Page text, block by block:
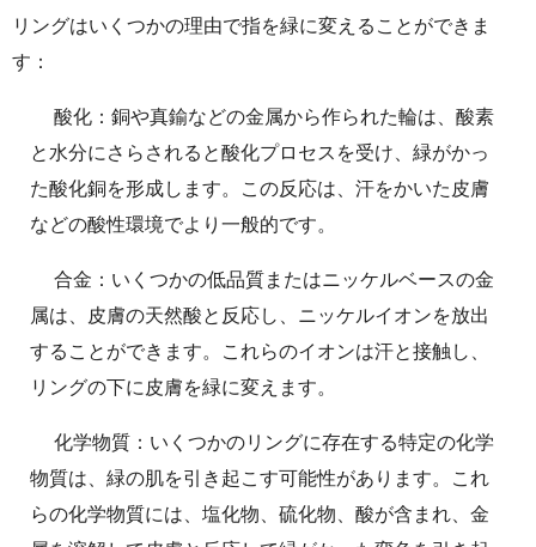
リングはいくつかの理由で指を緑に変えることができま
す：
酸化：銅や真鍮などの金属から作られた輪は、酸素
と水分にさらされると酸化プロセスを受け、緑がかっ
た酸化銅を形成します。この反応は、汗をかいた皮膚
などの酸性環境でより一般的です。
合金：いくつかの低品質またはニッケルベースの金
属は、皮膚の天然酸と反応し、ニッケルイオンを放出
することができます。これらのイオンは汗と接触し、
リングの下に皮膚を緑に変えます。
化学物質：いくつかのリングに存在する特定の化学
物質は、緑の肌を引き起こす可能性があります。これ
らの化学物質には、塩化物、硫化物、酸が含まれ、金